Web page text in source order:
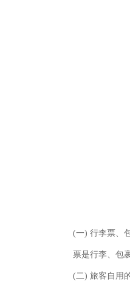
(一) 行李票、
票是行李、包
(二) 旅客自用